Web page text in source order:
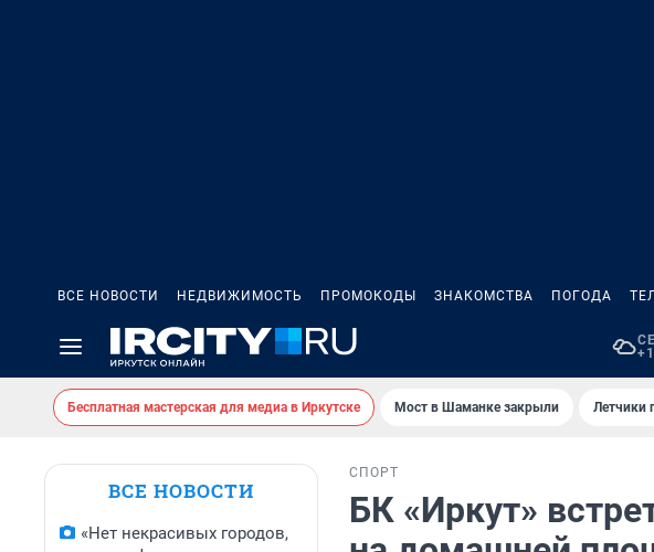
ВСЕ НОВОСТИ НЕДВИЖИМОСТЬ ПРОМОКОДЫ ЗНАКОМСТВА ПОГОДА
Бесплатная мастерская для медиа в Иркутске Мост в Шаманке закрыли Летчики
ВСЕ НОВОСТИ
«Нет некрасивых городов,
СПОРТ
БК «Иркут»